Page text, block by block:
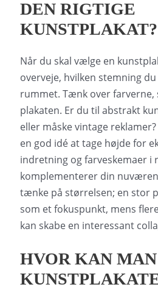
DEN RIGTIGE
KUNSTPLAKAT?
Når du skal vælge en
overveje, hvilken stemning
rummet. Tænk over
plakaten. Er du til abstrakt
eller måske vintage
en god idé at tage højde for
indretning og farveskemaer i
komplementerer din
tænke på størrelsen; en stor
som et fokuspunkt, mens
kan skabe en interessant
HVOR KAN